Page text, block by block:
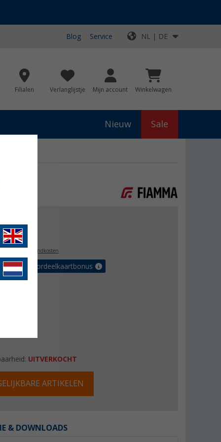
Blog Service NL | DE
Filialen Verlanglijstje Mijn account Winkelwagen
Nieuw Sale
plus verzendkosten
tot 5% voordeelkaartbonus
UITVERKOCHT
ARTIKELEN
& DOWNLOADS